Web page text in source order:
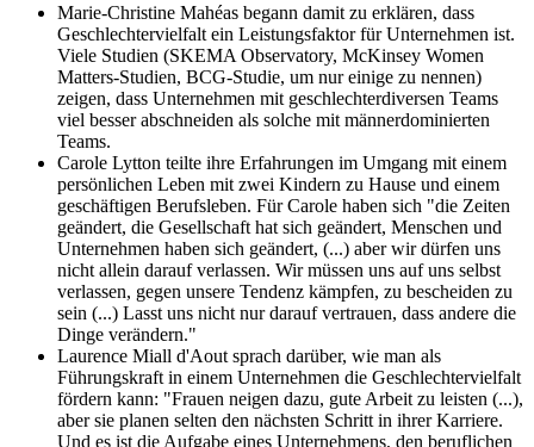
Marie-Christine Mahéas begann damit zu erklären, dass
Geschlechtervielfalt ein Leistungsfaktor für Unternehmen ist.
Viele Studien (SKEMA Observatory, McKinsey Women
Matters-Studien, BCG-Studie, um nur einige zu nennen)
zeigen, dass Unternehmen mit geschlechterdiversen Teams
viel besser abschneiden als solche mit männerdominierten
Teams.
Carole Lytton teilte ihre Erfahrungen im Umgang mit einem
persönlichen Leben mit zwei Kindern zu Hause und einem
geschäftigen Berufsleben. Für Carole haben sich "die Zeiten
geändert, die Gesellschaft hat sich geändert, Menschen und
Unternehmen haben sich geändert, (...) aber wir dürfen uns
nicht allein darauf verlassen. Wir müssen uns auf uns selbst
verlassen, gegen unsere Tendenz kämpfen, zu bescheiden zu
sein (...) Lasst uns nicht nur darauf vertrauen, dass andere die
Dinge verändern."
Laurence Miall d'Aout sprach darüber, wie man als
Führungskraft in einem Unternehmen die Geschlechtervielfalt
fördern kann: "Frauen neigen dazu, gute Arbeit zu leisten (...),
aber sie planen selten den nächsten Schritt in ihrer Karriere.
Und es ist die Aufgabe eines Unternehmens, den beruflichen